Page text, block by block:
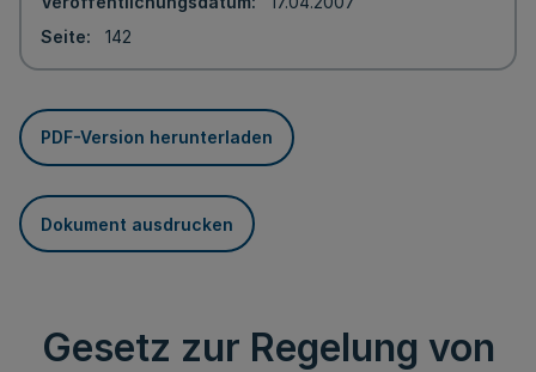
Seite
142
PDF-Version herunterladen
Dokument ausdrucken
Gesetz zur Regelung von